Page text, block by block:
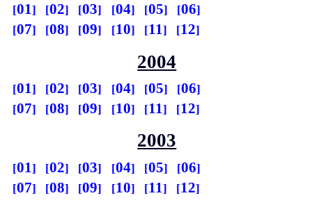
01 02 03 04 05
06
07
08 09 10 11 12
2004
01 02 03 04 05
06
07
08 09 10 11 12
2003
01 02 03 04 05
06
07
08 09 10 11 12